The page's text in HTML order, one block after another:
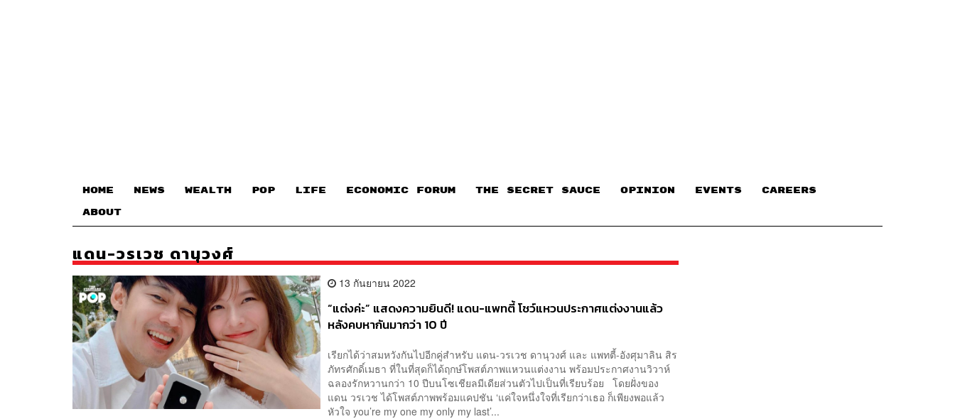
HOME NEWS WEALTH POP LIFE ECONOMIC FORUM THE SECRET SAUCE​ OPINION EVENTS CAREERS
ABOUT
แดน-วรเวช ดานุวงศ์
13 กันยายน 2022
“แต่งค่ะ” แสดงความยินดี! แดน-แพทตี้ โชว์แหวนประกาศแต่งงานแล้ว
หลังคบหากันมากว่า 10 ปี
เรียกได้ว่าสมหวังกันไปอีกคู่สำหรับ แดน-วรเวช ดานุวงศ์ และ แพทตี้-อังศุมาลิน สิร
ภัทรศักดิ์เมธา ที่ในที่สุดก็ได้ฤกษ์โพสต์ภาพแหวนแต่งงาน พร้อมประกาศงานวิวาห์
ฉลองรักหวานกว่า 10 ปีบนโซเชียลมีเดียส่วนตัวไปเป็นที่เรียบร้อย โดยฝั่งของ
แดน วรเวช ได้โพสต์ภาพพร้อมแคปชัน ‘แค่ใจหนึ่งใจที่เรียกว่าเธอ ก็เพียงพอแล้ว
หัวใจ you’re my one my only my last’...